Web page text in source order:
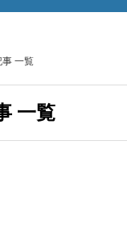
事 一覧
一覧